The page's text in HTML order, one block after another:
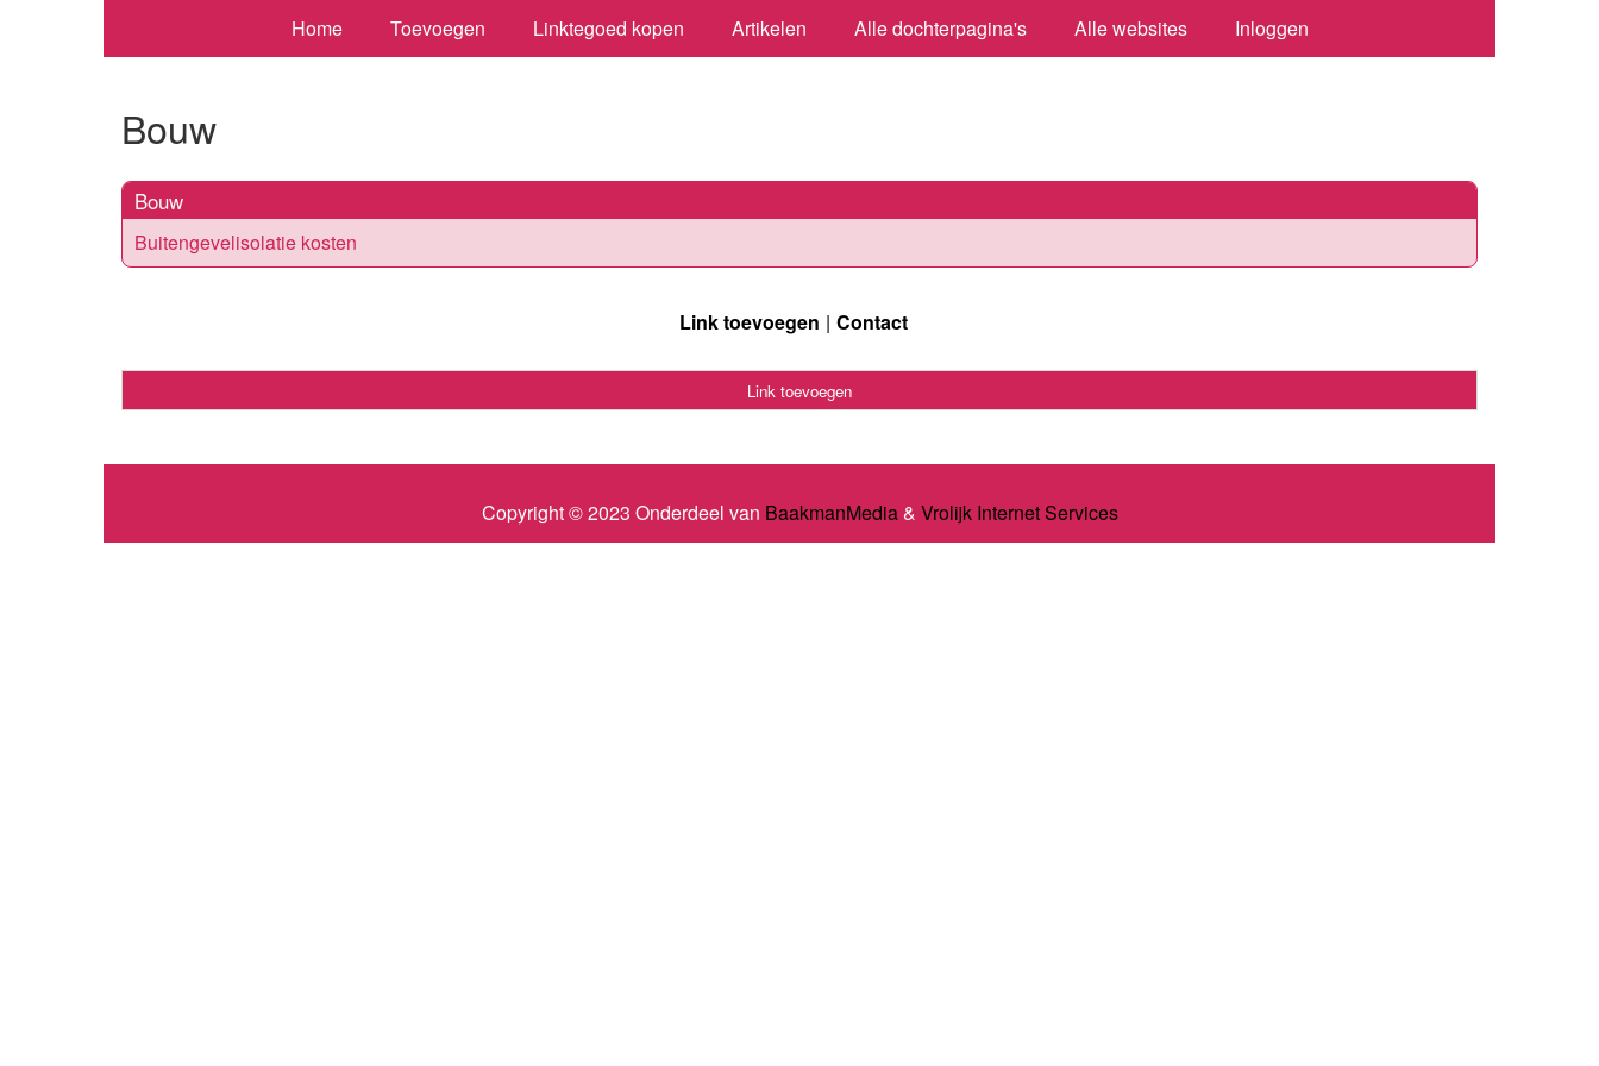
Home Toevoegen Linktegoed kopen Artikelen Alle dochterpagina's Alle websites Inloggen
Bouw
Bouw
Buitengevelisolatie kosten
Link toevoegen Contact
Link toevoegen
Copyright © 2023 Onderdeel van BaakmanMedia& Vrolijk Internet Services